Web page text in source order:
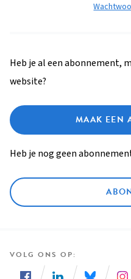
Heb je al een abonnement,
website?
MAAK EEN
Heb je nog geen
VOLG ONS OP